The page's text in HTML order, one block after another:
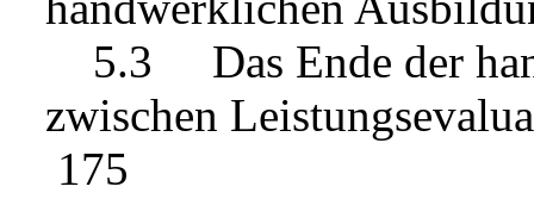
5.3 Das Ende der
zwischen
175